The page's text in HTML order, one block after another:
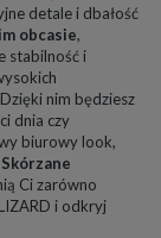
detale i dbałość
obcasie,
stabilność i
nim będziesz
dnia czy
biurowy look,
Skórzane
Ci zarówno
i odkryj